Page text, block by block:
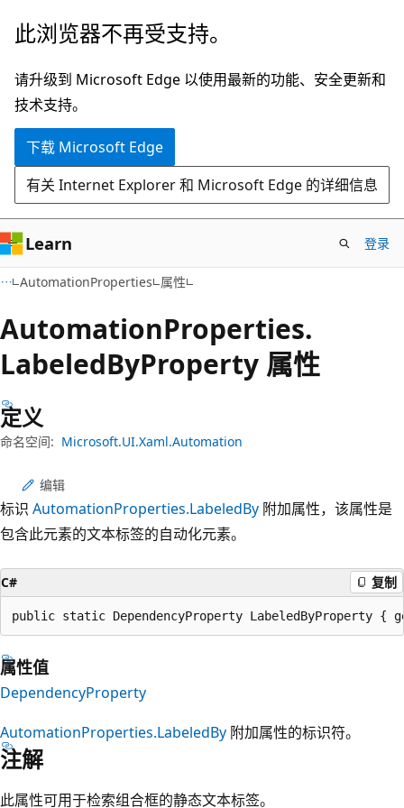
跳
主
要
内
跳
页
内
导
此浏览器不再受支持。
请升级到 Microsoft Edge 以使用最新的功能、安全更新和
技术支持。
下载 Microsoft Edge
有关 Internet Explorer 和 Microsoft Edge 的详细信息
Learn 登录
AutomationProperties 属性
AutomationProperties.
LabeledByProperty 属性
定义
命名空间: Microsoft.UI.Xaml.Automation
编辑
标识 AutomationProperties.LabeledBy 附加属性，该属性是
包含此元素的文本标签的自动化元素。
C# 复制
public static DependencyProperty LabeledByProperty {
属性值
DependencyProperty
AutomationProperties.LabeledBy 附加属性的标识符。
注解
此属性可用于检索组合框的静态文本标签。